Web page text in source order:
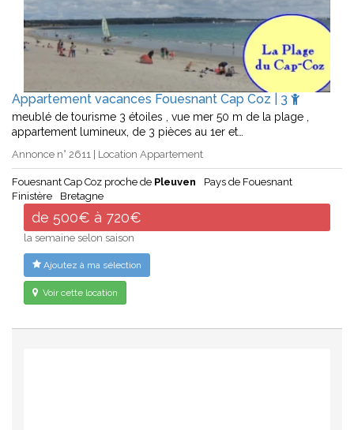
Appartement vacances Fouesnant Cap Coz | 3
meublé de tourisme 3 étoiles , vue mer 50 m de la plage ,
appartement lumineux, de 3 pièces au 1er et…
Annonce n° 2611 | Location Appartement
Fouesnant Cap Coz proche de Pleuven
Pays de Fouesnant
Finistère
Bretagne
de 500€ à 720€
la semaine selon saison
Ajoutez à ma sélection
Voir cette location